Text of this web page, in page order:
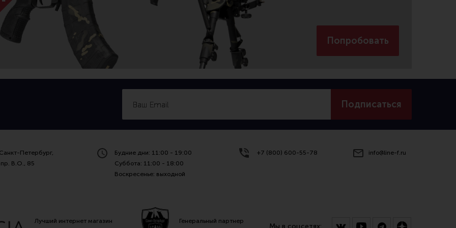
Попробовать
Подписаться
Петербург,
В.О., 85
Будние дни: 11:00 - 19:00
Суббота: 11:00 - 18:00
Воскресенье: выходной
+7 (800) 600-55-78 info@line-f.ru
Лучший интернет магазин Генеральный партнер
Мы в соцсетях: